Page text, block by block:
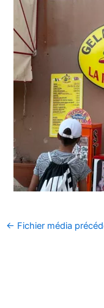
← Fichier média